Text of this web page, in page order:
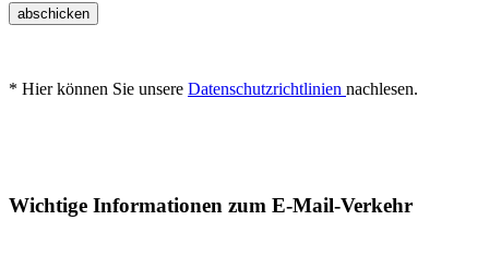
abschicken
* Hier können Sie unsere Datenschutzrichtlinien nachlesen.
Wichtige Informationen zum E-Mail-Verkehr